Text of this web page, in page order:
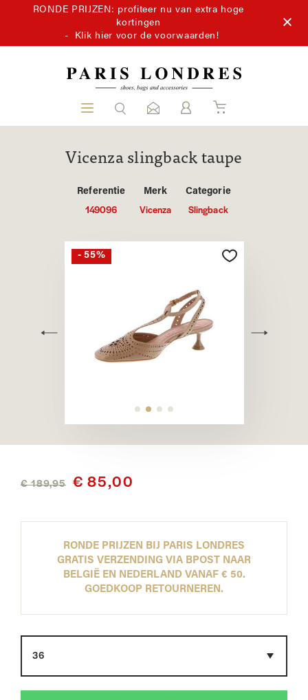
RONDE PRIJZEN: profiteer nu van extra hoge
kortingen
- Klik hier voor de voorwaarden!
Vicenza slingback taupe
Referentie
149096
Merk
Vicenza
Categorie
Slingback
- 55%
€ 189,95 € 85,00
RONDE PRIJZEN BIJ PARIS LONDRES
GRATIS VERZENDING VIA BPOST NAAR
BELGIË EN NEDERLAND VANAF € 50.
GOEDKOOP RETOURNEREN.